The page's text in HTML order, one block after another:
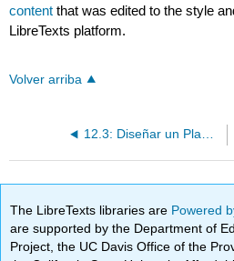
content that was edited to the style
LibreTexts platform.
Volver arriba
12.3: Diseñar un Plan Operativo de Startup
The LibreTexts libraries are Powered
are supported by the Department of
Project, the UC Davis Office of the